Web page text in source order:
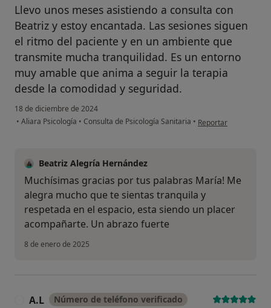
Llevo unos meses asistiendo a consulta con
Beatriz y estoy encantada. Las sesiones siguen
el ritmo del paciente y en un ambiente que
transmite mucha tranquilidad. Es un entorno
muy amable que anima a seguir la terapia
desde la comodidad y seguridad.
18 de diciembre de 2024
• Aliara Psicología • Consulta de Psicología Sanitaria • en opinión del
Reportar
Beatriz Alegría Hernández
Muchísimas gracias por tus palabras María! Me
alegra mucho que te sientas tranquila y
respetada en el espacio, esta siendo un placer
acompañarte. Un abrazo fuerte
8 de enero de 2025
A.L Número de teléfono verificado